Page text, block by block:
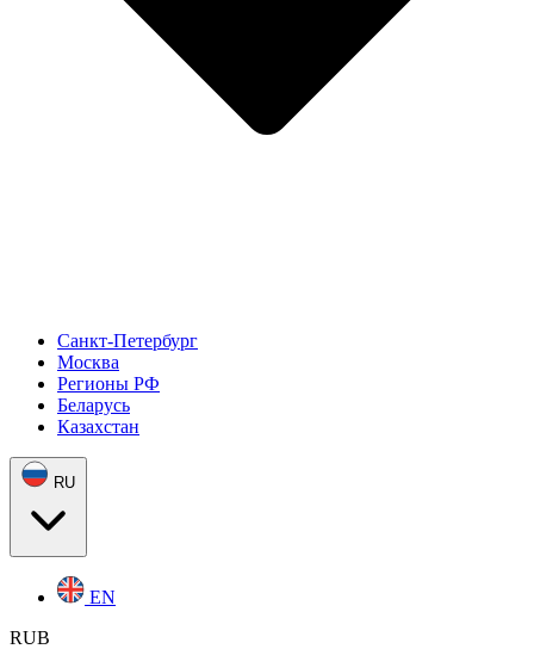
Санкт-Петербург
Москва
Регионы РФ
Беларусь
Казахстан
RU
EN
RUB